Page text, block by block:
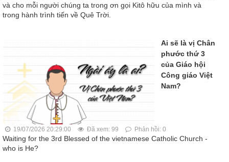
và cho mỗi người chúng ta trong ơn gọi Kitô hữu của mình và
trong hành trình tiến về Quê Trời.
Ai sẽ là vị Chân
phước thứ 3
của Giáo hội
Công giáo Việt
Nam?
19/07/2026 20:29:00 Đã xem: 99 Phản hồi: 0
Waiting for the 3rd Blessed of the vietnamese Catholic Church -
who is He?